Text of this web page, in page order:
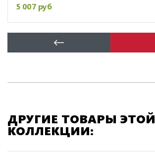
5 007 руб
ДРУГИЕ ТОВАРЫ ЭТОЙ
КОЛЛЕКЦИИ: